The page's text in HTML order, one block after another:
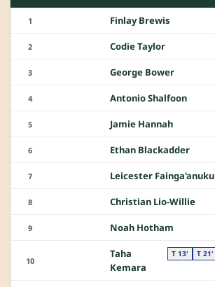
1 Finlay Brewis
2 Codie Taylor
3 George Bower
4 Antonio Shalfoon
5 Jamie Hannah
6 Ethan Blackadder
7 Leicester Fainga'anuku
8 Christian Lio-Willie
9 Noah Hotham
10
Taha
Kemara
T 13' T 21'